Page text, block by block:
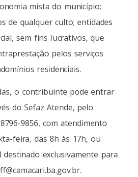
mista do município;
de qualquer culto; entidades
sem fins lucrativos, que
pelos serviços
residenciais.
o contribuinte pode entrar
do Sefaz Atende, pelo
9856, com atendimento
feira, das 8h às 17h, ou
exclusivamente para